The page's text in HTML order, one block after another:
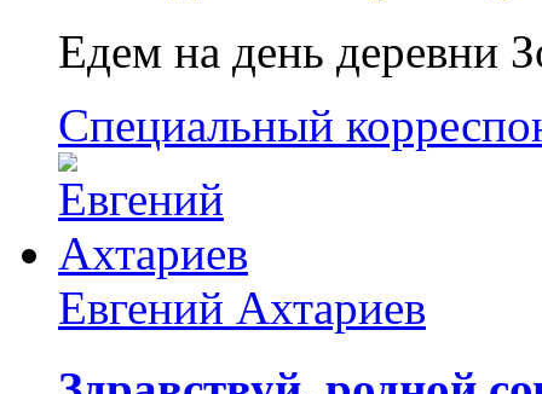
Едем на день деревни
Специальный
Евгений Ахтариев